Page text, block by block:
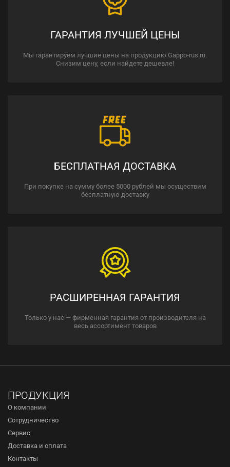
ГАРАНТИЯ ЛУЧШЕЙ ЦЕНЫ
Мы гарантируем лучшие цены на продукцию Gappo-rus.ru.
Снизим цену, если найдете дешевле!
БЕСПЛАТНАЯ ДОСТАВКА
При покупке на сумму более 5000 рублей мы осуществим
бесплатную доставку
РАСШИРЕННАЯ ГАРАНТИЯ
Только у нас — фирменная гарантия от производителя на
весь ассортимент товаров
ПРОДУКЦИЯ
О компании
Сотрудничество
Сервис
Доставка и оплата
Контакты